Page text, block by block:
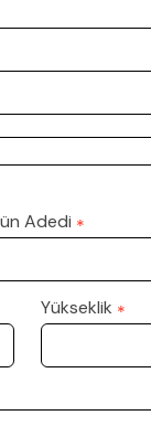
Adedi *
Yükseklik *